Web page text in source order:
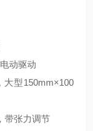
动驱动
型150mm×100
带张力调节